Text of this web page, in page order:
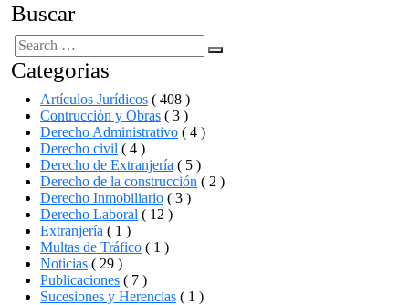
Buscar
Search
for:
Search
Categorias
Artículos Jurídicos ( 408 )
Contrucción y Obras ( 3 )
Derecho Administrativo ( 4 )
Derecho civil ( 4 )
Derecho de Extranjería ( 5 )
Derecho de la construcción ( 2 )
Derecho Inmobiliario ( 3 )
Derecho Laboral ( 12 )
Extranjería ( 1 )
Multas de Tráfico ( 1 )
Noticias ( 29 )
Publicaciones ( 7 )
Sucesiones y Herencias ( 1 )